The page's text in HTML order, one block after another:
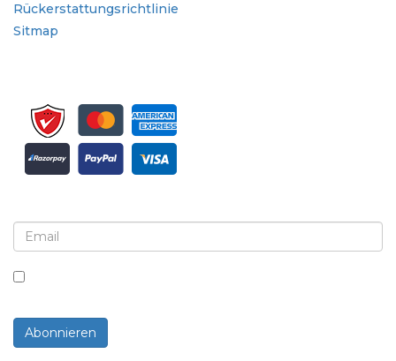
Rückerstattungsrichtlinie
Sitmap
Abonnieren